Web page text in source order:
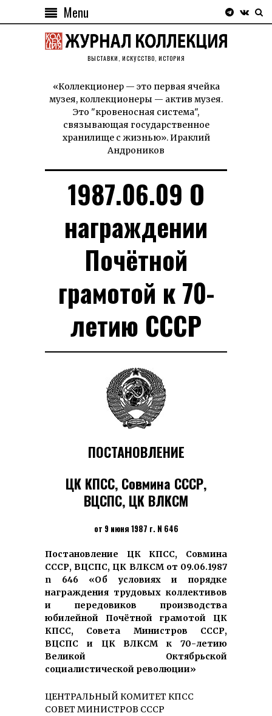
Menu
ВЫСТАВКИ, ИСКУССТВО, ИСТОРИЯ
«Коллекционер — это первая ячейка
музея, коллекционеры — актив музея.
Это "кровеносная система",
связывающая государственное
хранилище с жизнью». Ираклий
Андроников
1987.06.09 О
награждении
Почётной
грамотой к 70-
летию СССР
ПОСТАНОВЛЕНИЕ
ЦК КПСС, Совмина СССР,
ВЦСПС, ЦК ВЛКСМ
от 9 июня 1987 г. N 646
Постановление ЦК КПСС, Совмина
СССР, ВЦСПС, ЦК ВЛКСМ от 09.06.1987
n 646 «Об условиях и порядке
награждения трудовых коллективов
и передовиков производства
юбилейной Почётной грамотой ЦК
КПСС, Совета Министров СССР,
ВЦСПС и ЦК ВЛКСМ к 70-летию
Великой Октябрьской
социалистической революции»
ЦЕНТРАЛЬНЫЙ КОМИТЕТ КПСС
СОВЕТ МИНИСТРОВ СССР